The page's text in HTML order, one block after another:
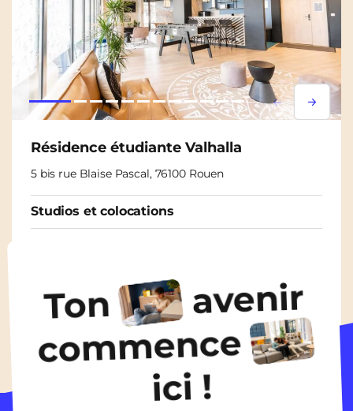
Lorem ipsum
Lorem
Résidence étudiante Valhalla
5 bis rue Blaise Pascal, 76100 Rouen
Studios et colocations
Découvrir les logements
Ton avenir
commence
ici !